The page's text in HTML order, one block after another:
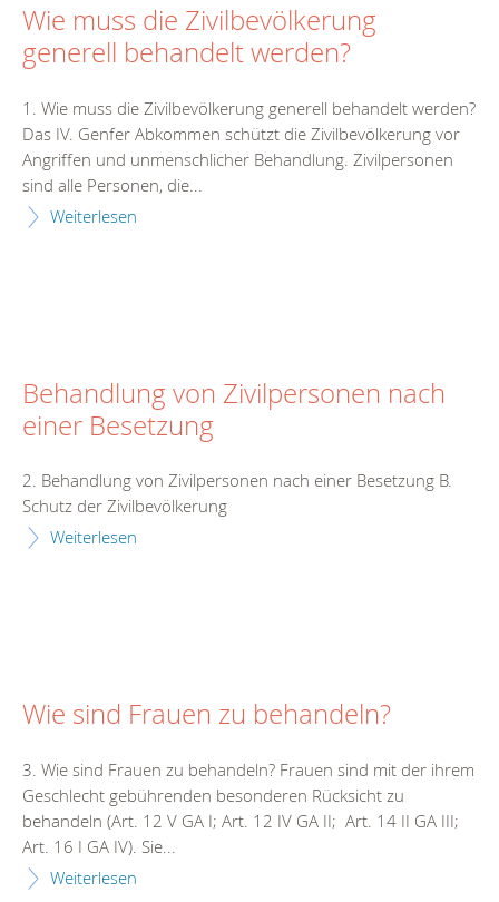
Wie muss die Zivilbevölkerung
generell behandelt werden?
1. Wie muss die Zivilbevölkerung generell behandelt werden?
Das IV. Genfer Abkommen schützt die Zivilbevölkerung vor
Angriffen und unmenschlicher Behandlung. Zivilpersonen
sind alle Personen, die...
Weiterlesen
Behandlung von Zivilpersonen nach
einer Besetzung
2. Behandlung von Zivilpersonen nach einer Besetzung B.
Schutz der Zivilbevölkerung
Weiterlesen
Wie sind Frauen zu behandeln?
3. Wie sind Frauen zu behandeln? Frauen sind mit der ihrem
Geschlecht gebührenden besonderen Rücksicht zu
behandeln (Art. 12 V GA I; Art. 12 IV GA II; Art. 14 II GA III;
Art. 16 I GA IV). Sie...
Weiterlesen